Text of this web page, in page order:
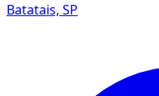
Batatais, SP